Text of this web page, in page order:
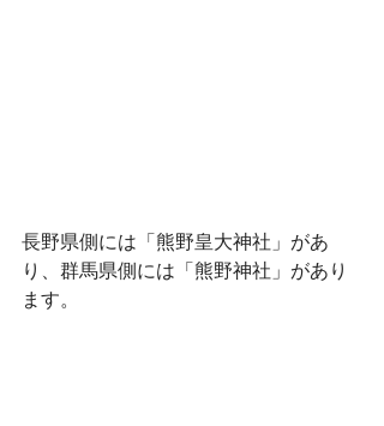
長野県側には「熊野皇大神社」があ
り、群馬県側には「熊野神社」があり
ます。